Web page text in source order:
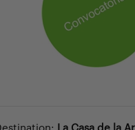
La Casa de la